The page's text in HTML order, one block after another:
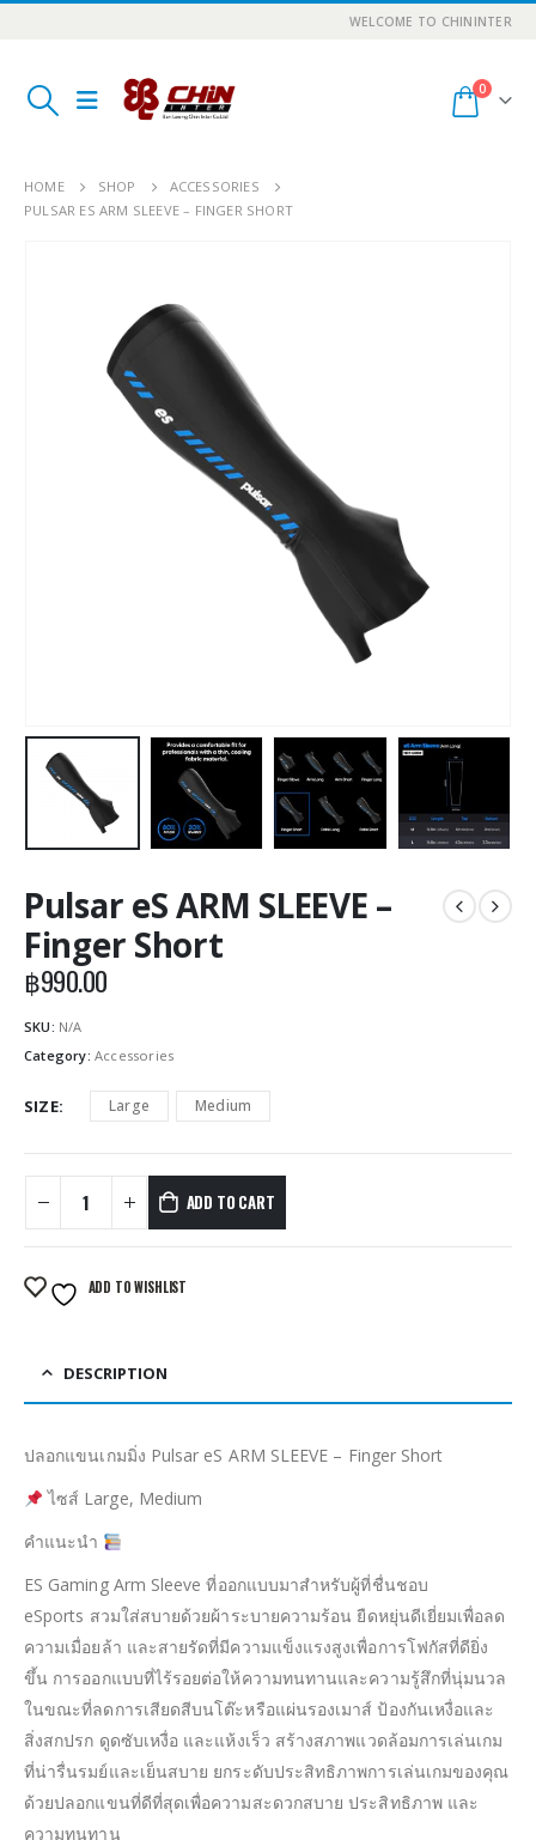
WELCOME TO CHININTER
0
HOME SHOP
ACCESSORIES
PULSAR ES ARM SLEEVE – FINGER SHORT
Pulsar eS ARM SLEEVE –
Finger Short
฿990.00
SKU: N/A
Category: Accessories
SIZE Large Medium
ADD TO CART
ADD TO WISHLIST
DESCRIPTION
ปลอกแขนเกมมิ่ง Pulsar eS ARM SLEEVE – Finger Short
ไซส์ Large, Medium
คำแนะนำ
ES Gaming Arm Sleeve ที่ออกแบบมาสำหรับผู้ที่ชื่นชอบ
eSports สวมใส่สบายด้วยผ้าระบายความร้อน ยืดหยุ่นดีเยี่ยมเพื่อลด
ความเมื่อยล้า และสายรัดที่มีความแข็งแรงสูงเพื่อการโฟกัสที่ดียิ่ง
ขึ้น การออกแบบที่ไร้รอยต่อให้ความทนทานและความรู้สึกที่นุ่มนวล
ในขณะที่ลดการเสียดสีบนโต๊ะหรือแผ่นรองเมาส์ ป้องกันเหงื่อและ
สิ่งสกปรก ดูดซับเหงื่อ และแห้งเร็ว สร้างสภาพแวดล้อมการเล่นเกม
ที่น่ารื่นรมย์และเย็นสบาย ยกระดับประสิทธิภาพการเล่นเกมของคุณ
ด้วยปลอกแขนที่ดีที่สุดเพื่อความสะดวกสบาย ประสิทธิภาพ และ
ความทนทาน